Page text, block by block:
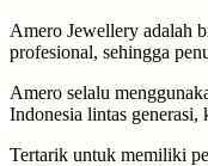
Amero Jewellery adalah
profesional, sehingga
Amero selalu
Indonesia lintas generasi,
Tertarik untuk memiliki